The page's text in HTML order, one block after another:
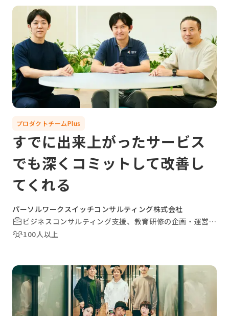
プロダクトチームPlus
すでに出来上がったサービス
でも深くコミットして改善し
てくれる
パーソルワークスイッチコンサルティング株式会社
ビジネスコンサルティング支援、教育研修の企画・運営、その他
100人以上